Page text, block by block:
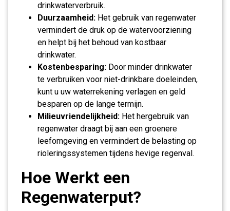
drinkwaterverbruik.
Duurzaamheid: Het gebruik van regenwater
vermindert de druk op de watervoorziening
en helpt bij het behoud van kostbaar
drinkwater.
Kostenbesparing: Door minder drinkwater
te verbruiken voor niet-drinkbare doeleinden,
kunt u uw waterrekening verlagen en geld
besparen op de lange termijn.
Milieuvriendelijkheid: Het hergebruik van
regenwater draagt bij aan een groenere
leefomgeving en vermindert de belasting op
rioleringssystemen tijdens hevige regenval.
Hoe Werkt een
Regenwaterput?